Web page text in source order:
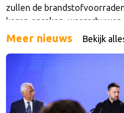
zullen de
keren opraken,
The Hague Centre for
Meer nieuws Bekijk